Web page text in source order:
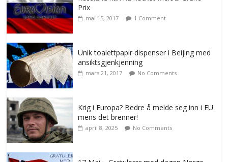
Prix
mai 15, 2017 1 Comment
Unik toalettpapir dispenser i Beijing med
ansiktsgjenkjenning
mars 21, 2017 No Comments
Krig i Europa? Bedre å melde seg inn i EU
mens det brenner!
april 8, 2025 No Comments